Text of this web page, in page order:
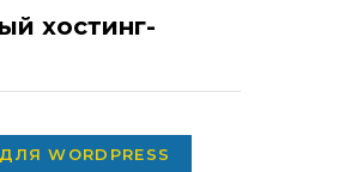
хостинг-
WORDPRESS